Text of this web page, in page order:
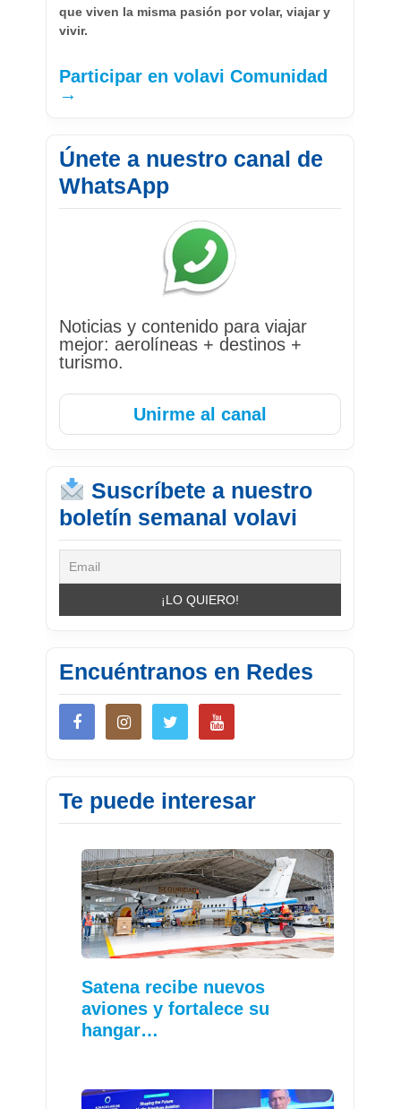
que viven la misma pasión por volar, viajar y
vivir.
Participar en volavi Comunidad
→
Únete a nuestro canal de
WhatsApp
Noticias y contenido para viajar
mejor: aerolíneas + destinos +
turismo.
Unirme al canal
Suscríbete a nuestro
boletín semanal volavi
Encuéntranos en Redes
Te puede interesar
Satena recibe nuevos
aviones y fortalece su
hangar…